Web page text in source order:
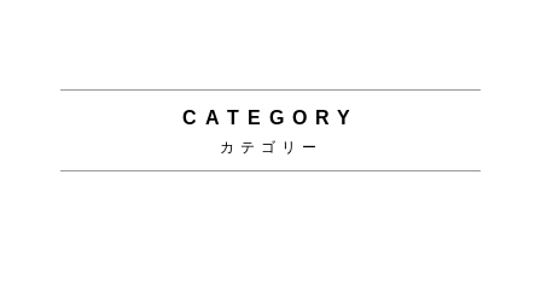
CATEGORY
カテゴリー